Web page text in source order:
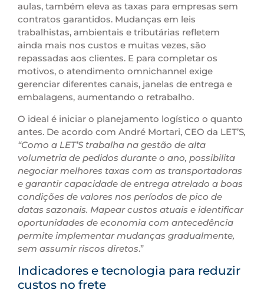
aulas, também eleva as taxas para empresas sem
contratos garantidos. Mudanças em leis
trabalhistas, ambientais e tributárias refletem
ainda mais nos custos e muitas vezes, são
repassadas aos clientes. E para completar os
motivos, o atendimento omnichannel exige
gerenciar diferentes canais, janelas de entrega e
embalagens, aumentando o retrabalho.
O ideal é iniciar o planejamento logístico o quanto
antes. De acordo com André Mortari, CEO da LET’S,
“Como a LET’S trabalha na gestão de alta
volumetria de pedidos durante o ano, possibilita
negociar melhores taxas com as transportadoras
e garantir capacidade de entrega atrelado a boas
condições de valores nos períodos de pico de
datas sazonais. Mapear custos atuais e identificar
oportunidades de economia com antecedência
permite implementar mudanças gradualmente,
sem assumir riscos diretos.”
Indicadores e tecnologia para reduzir
custos no frete